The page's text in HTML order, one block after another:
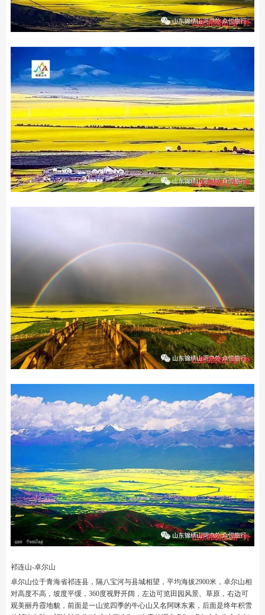
祁连山-卓尔山
卓尔山位于青海省祁连县，隔八宝河与县城相望，平均海拔2900米，卓尔山相
对高度不高，坡度平缓，360度视野开阔，左边可览田园风景、草原，右边可
观美丽丹霞地貌，前面是一山览四季的牛心山又名阿咪东素，后面是终年积雪